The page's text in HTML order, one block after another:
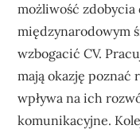
możliwość
międzynarodowym
wzbogacić CV.
mają okazję poznać
wpływa na ich
komunikacyjne.